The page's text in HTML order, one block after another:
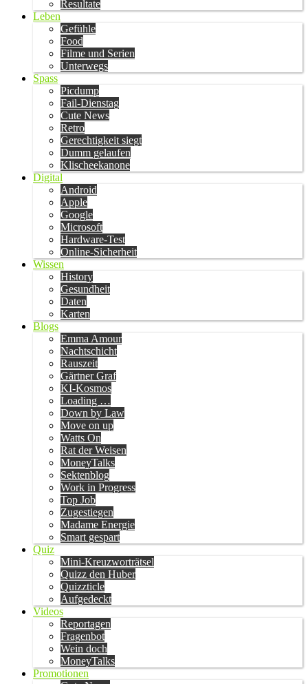
Resultate
Leben
Gefühle
Food
Filme und Serien
Unterwegs
Spass
Picdump
Fail-Dienstag
Cute News
Retro
Gerechtigkeit siegt
Dumm gelaufen
Klischeekanone
Digital
Android
Apple
Google
Microsoft
Hardware-Test
Online-Sicherheit
Wissen
History
Gesundheit
Daten
Karten
Blogs
Emma Amour
Nachtschicht
Rauszeit
Gärtner Graf
KI-Kosmos
Loading …
Down by Law
Move on up
Watts On
Rat der Weisen
MoneyTalks
Sektenblog
Work in Progress
Top Job
Zugestiegen
Madame Energie
Smart gespart
Quiz
Mini-Kreuzworträtsel
Quizz den Huber
Quizzticle
Aufgedeckt
Videos
Reportagen
Fragenbot
Wein doch
MoneyTalks
Promotionen